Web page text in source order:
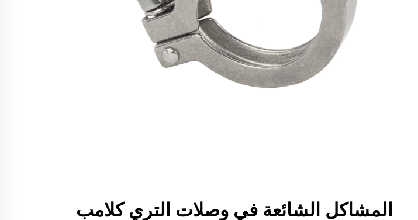
المشاكل الشائعة في وصلات التري كلامب